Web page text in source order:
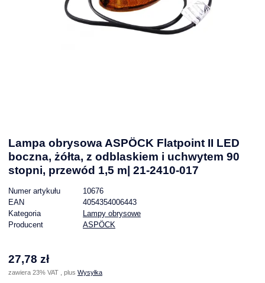
Lampa obrysowa ASPÖCK Flatpoint II LED
boczna, żółta, z odblaskiem i uchwytem 90
stopni, przewód 1,5 m| 21-2410-017
Numer artykułu
10676
EAN
4054354006443
Kategoria
Lampy obrysowe
Producent
ASPÖCK
27,78 zł
zawiera 23% VAT , plus Wysyłka